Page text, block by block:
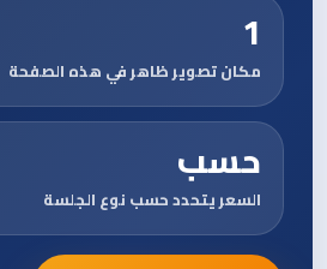
1
مكان تصوير ظاهر في هذه الصفحة
حسب
السعر يتحدد حسب نوع الجلسة